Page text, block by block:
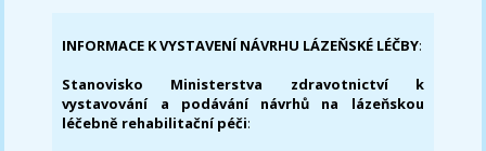
INFORMACE K VYSTAVENÍ NÁVRHU LÁZEŇSKÉ LÉČBY:
Stanovisko Ministerstva zdravotnictví k
vystavování a podávání návrhů na lázeňskou
léčebně rehabilitační péči: